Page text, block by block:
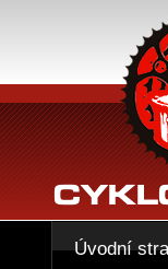
Úvodní